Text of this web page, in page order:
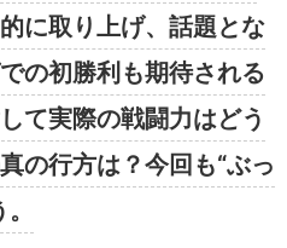
に取り上げ、話題とな
の初勝利も期待される
て実際の戦闘力はどう
の行方は？今回も“ぶっ